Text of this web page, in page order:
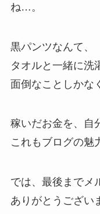
ね…。
黒パンツなんて、
タオルと一緒に洗
面倒なことしかな
稼いだお金を、自
これもブログの魅
では、最後までメ
ありがとうござい